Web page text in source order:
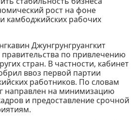
рост на фоне
камбоджийских рабочих
Джунгрунгруангкит
по привлечению
стран. В частности, кабинет
ввоз первой партии
работников. По словам
направлен на минимизацию
и предоставление срочной